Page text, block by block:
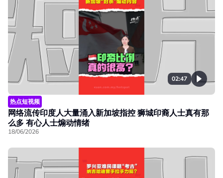
02:47
热点短视频
网络流传印度人大量涌入新加坡指控 狮城印裔人士真有那
么多 有心人士煽动情绪
18/06/2026